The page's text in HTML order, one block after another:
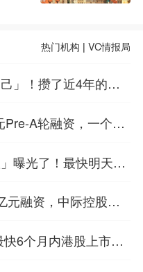
热门机构 |VC情报局
」！攒了近4年的对
A轮融资，一个上
曝光了！最快明天发
元融资，中际控股领
6个月内港股上市；